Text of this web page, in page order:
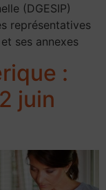
(DGESIP)
représentatives
ses annexes
:
juin